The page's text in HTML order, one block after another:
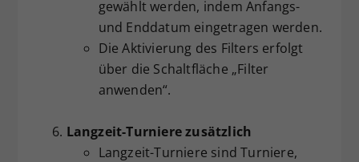
gewählt werden, indem Anfangs-
und Enddatum eingetragen werden.
Die Aktivierung des Filters erfolgt
über die Schaltfläche „Filter
anwenden“.
Langzeit-Turniere zusätzlich
Langzeit-Turniere sind Turniere,